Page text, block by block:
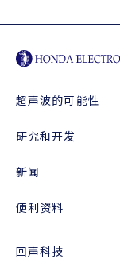
超声波的可能性
研究和开发
新闻
便利资料
回声科技